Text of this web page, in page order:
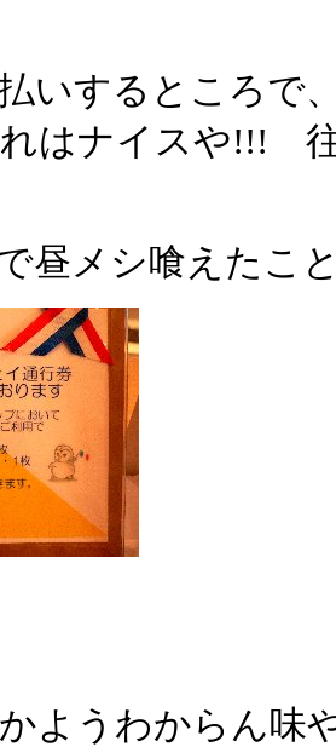
いするところで
れはナイスや!!!
昼メシ喰えたこ
ようわからん味